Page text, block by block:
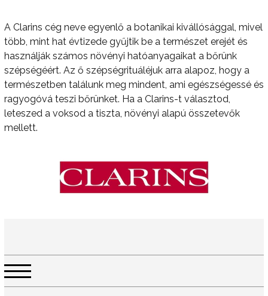
A Clarins cég neve egyenlő a botanikai kivállósággal, mivel
több, mint hat évtizede gyűjtik be a természet erejét és
használják számos növényi hatóanyagaikat a bőrünk
szépségéért. Az ő szépségrituáléjuk arra alapoz, hogy a
természetben találunk meg mindent, ami egészségessé és
ragyogóvá teszi bőrünket. Ha a Clarins-t választod,
leteszed a voksod a tiszta, növényi alapú összetevők
mellett.